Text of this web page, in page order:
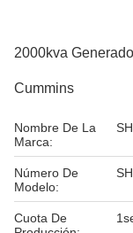
2000kva
Cummins
Nombre De La
Marca:
Número De
Modelo:
Cuota De